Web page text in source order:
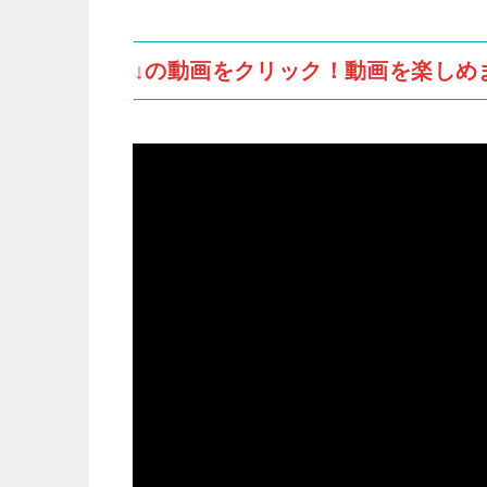
↓の動画をクリック！動画を楽しめ